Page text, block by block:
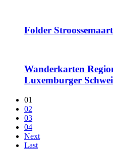
Folder
Wanderkarten
Luxemburger
01
02
03
04
Next
Last